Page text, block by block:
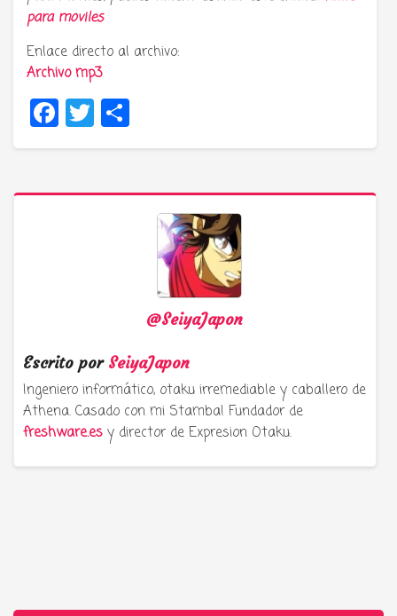
para moviles
Enlace directo al archivo:
Archivo mp3
Facebook
Twitter
@SeiyaJapon
Escrito por SeiyaJapon
Ingeniero informático, otaku irremediable y caballero de
Athena. Casado con mi Stamba! Fundador de
freshware.es y director de Expresion Otaku.